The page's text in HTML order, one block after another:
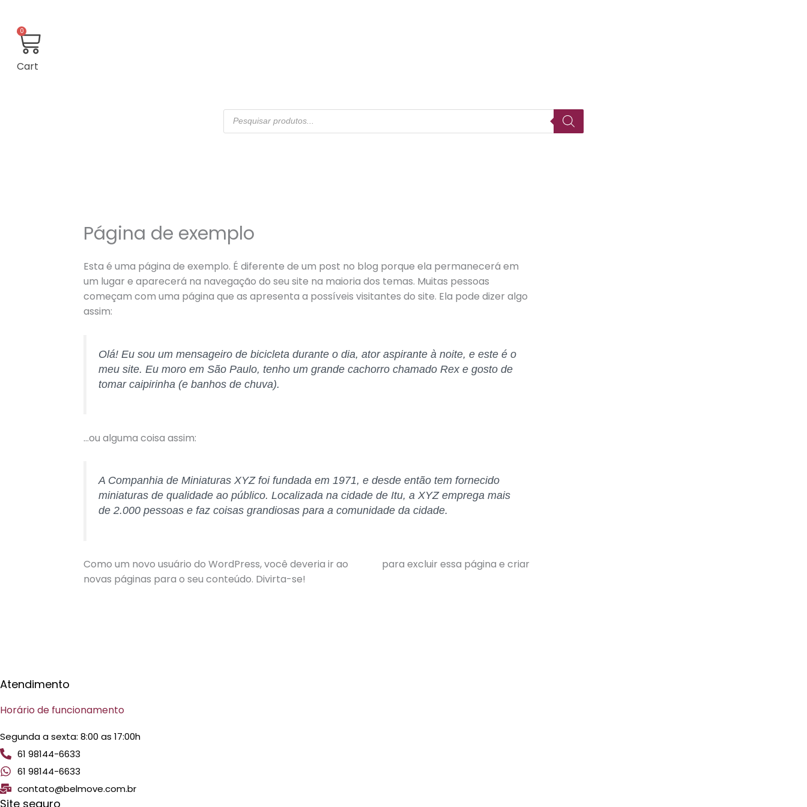
0
Cart
Pesquisar
produtos
Página de exemplo
Esta é uma página de exemplo. É diferente de um post no blog porque ela permanecerá em
um lugar e aparecerá na navegação do seu site na maioria dos temas. Muitas pessoas
começam com uma página que as apresenta a possíveis visitantes do site. Ela pode dizer algo
assim:
Olá! Eu sou um mensageiro de bicicleta durante o dia, ator aspirante à noite, e este é o
meu site. Eu moro em São Paulo, tenho um grande cachorro chamado Rex e gosto de
tomar caipirinha (e banhos de chuva).
…ou alguma coisa assim:
A Companhia de Miniaturas XYZ foi fundada em 1971, e desde então tem fornecido
miniaturas de qualidade ao público. Localizada na cidade de Itu, a XYZ emprega mais
de 2.000 pessoas e faz coisas grandiosas para a comunidade da cidade.
Como um novo usuário do WordPress, você deveria ir ao
para excluir essa página e criar
novas páginas para o seu conteúdo. Divirta-se!
Atendimento
Horário de funcionamento
Segunda a sexta: 8:00 as 17:00h
61 98144-6633
61 98144-6633
contato@belmove.com.br
Site seguro